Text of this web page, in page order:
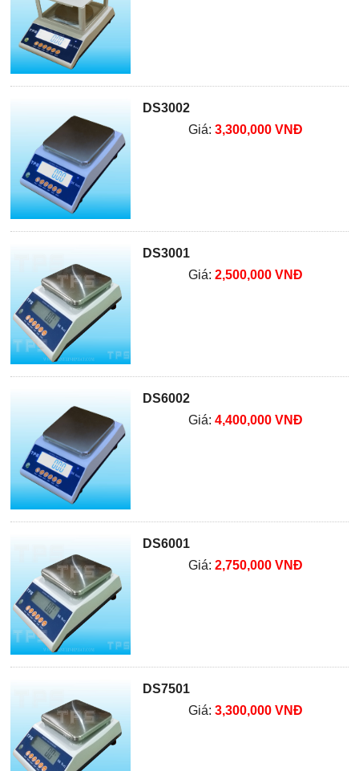
DS3002
Giá: 3,300,000 VNĐ
DS3001
Giá: 2,500,000 VNĐ
DS6002
Giá: 4,400,000 VNĐ
DS6001
Giá: 2,750,000 VNĐ
DS7501
Giá: 3,300,000 VNĐ